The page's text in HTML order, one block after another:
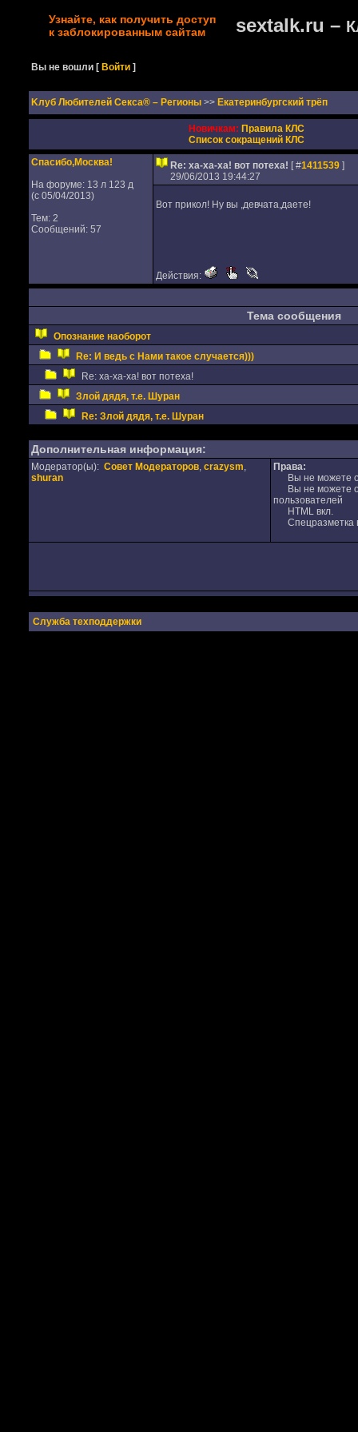
Узнайте, как получить доступ
к заблокированным сайтам
sextalk.ru –
Вы не вошли [Войти ]
Kлуб Любителей Секса® – Регионы >> Екатеринбургский трёп
Новичкам: Правила КЛС
Список сокращений КЛС
Спасибо,Москва!
На форуме: 13 л 123 д
(с 05/04/2013)
Тем: 2
Сообщений: 57
Re: ха-ха-ха! вот потеха! [ #1411539]
29/06/2013 19:44:27
Вот прикол! Ну вы ,девчата,даете!
Действия:
Тема сообщения
Опознание наоборот
Re: И ведь с Нами такое случается)))
Re: ха-ха-ха! вот потеха!
Злой дядя, т.е. Шуран
Re: Злой дядя, т.е. Шуран
Дополнительная информация:
Модератор(ы): Совет Модераторов, crazysm,
shuran
Права:
Вы не можете
Вы не можете
пользователей
HTML вкл.
Спецразметка
Служба техподдержки